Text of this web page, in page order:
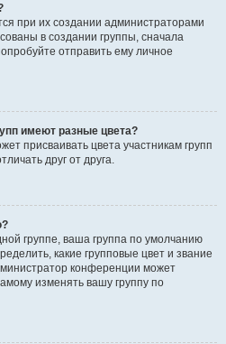
при их создании администраторами
в создании группы, сначала
отправить ему личное
имеют разные цвета?
присваивать цвета участникам групп
друг от друга.
группе, ваша группа по умолчанию
какие групповые цвет и звание
конференции может
изменять вашу группу по